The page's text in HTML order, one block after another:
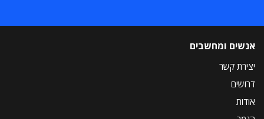
אנשים ומחשבים
יצירת קשר
דרושים
אודות